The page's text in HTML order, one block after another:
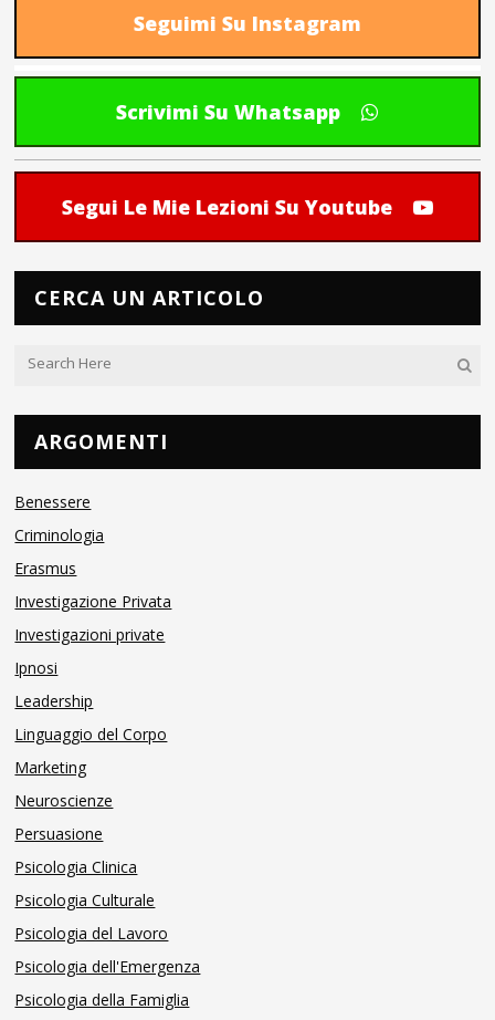
Seguimi Su Instagram
Scrivimi Su Whatsapp
Segui Le Mie Lezioni Su Youtube
CERCA UN ARTICOLO
ARGOMENTI
Benessere
Criminologia
Erasmus
Investigazione Privata
Investigazioni private
Ipnosi
Leadership
Linguaggio del Corpo
Marketing
Neuroscienze
Persuasione
Psicologia Clinica
Psicologia Culturale
Psicologia del Lavoro
Psicologia dell'Emergenza
Psicologia della Famiglia